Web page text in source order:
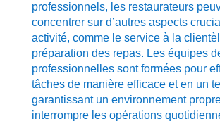
professionnels, les restaurateurs
concentrer sur d’autres aspects
activité, comme le service à la
préparation des repas. Les équipes
professionnelles sont formées pour
tâches de manière efficace et en un
garantissant un environnement
interrompre les opérations